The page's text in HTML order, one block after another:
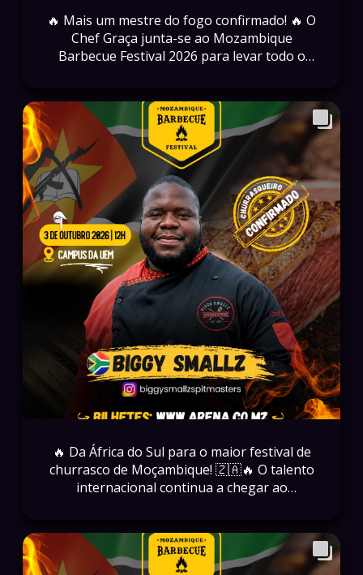
🔥 Mais um mestre do fogo confirmado! 🔥 O
Chef Graça junta-se ao Mozambique
Barbecue Festival 2026 para levar todo o
do país! 🥩🔥 Moçambique representado em
grande! 📅 03 de Outubro de 2026 📍
Campus da UEM 🕛 12H 🎟️ Garanta já o seu
bilhete em: www.arena.co.mz
#MozambiqueBarbecueFestival #MBF2026
#ChefGraça #Churrasco #ExperiênciaMBF
🔥 Da África do Sul para o maior festival de
churrasco de Moçambique! 🇿🇦🔥 O talento
internacional continua a chegar ao
mestre do fogo que promete trazer toda a
sua técnica, paixão e sabor para uma